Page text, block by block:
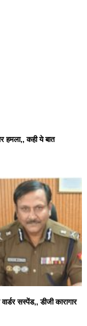
हमला,, कही ये बात
सस्पेंड,, डीजी कारागार